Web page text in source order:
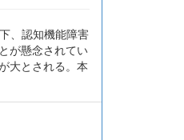
、認知機能障害
が懸念されてい
大とされる。本